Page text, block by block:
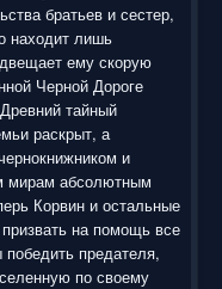
братьев и сестер,
находит лишь
ему скорую
Черной Дороге
тайный
раскрыт, а
и
мирам абсолютным
Корвин и остальные
на помощь все
предателя,
по своему